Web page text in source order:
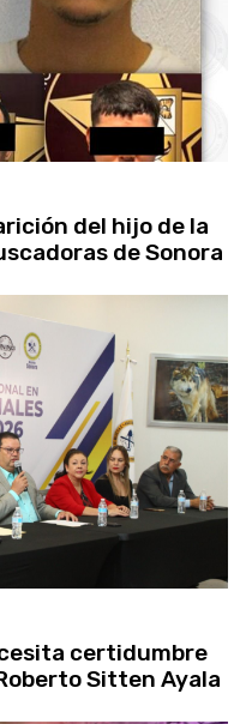
del hijo de la
de Sonora
certidumbre
Sitten Ayala